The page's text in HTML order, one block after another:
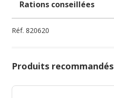
Rations conseillées
Réf. 820620
Produits recommandés